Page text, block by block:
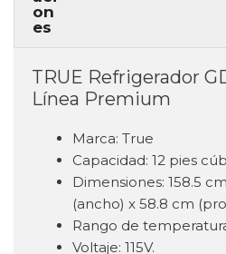
TRUE Refrigerador
Línea Premium
Marca: True
Capacidad: 12 pies
Dimensiones: 158.5
(ancho) x 58.8 cm
Rango de
Voltaje: 115V.